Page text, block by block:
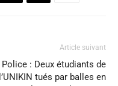
Article suivant
Police : Deux étudiants de
l’UNIKIN tués par balles en